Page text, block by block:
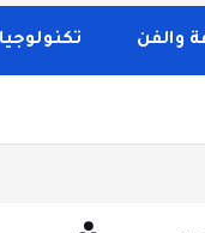
إلى تغطية
والفن تكنولوجيا